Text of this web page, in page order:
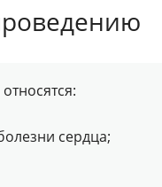
сердца;